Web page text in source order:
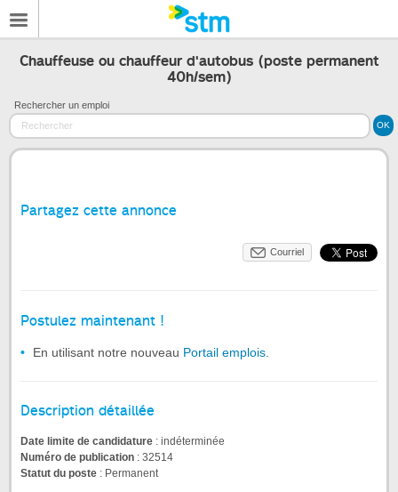
Chauffeuse ou chauffeur d'autobus (poste permanent
40h/sem)
Rechercher un emploi
Partagez cette annonce
Courriel
Postulez maintenant !
En utilisant notre nouveau Portail emplois
Description détaillée
Date limite de candidature : indéterminée
Numéro de publication : 32514
Statut du poste : Permanent